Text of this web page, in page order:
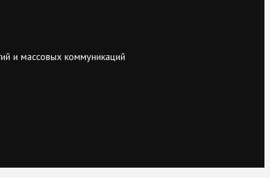
и массовых коммуникаций